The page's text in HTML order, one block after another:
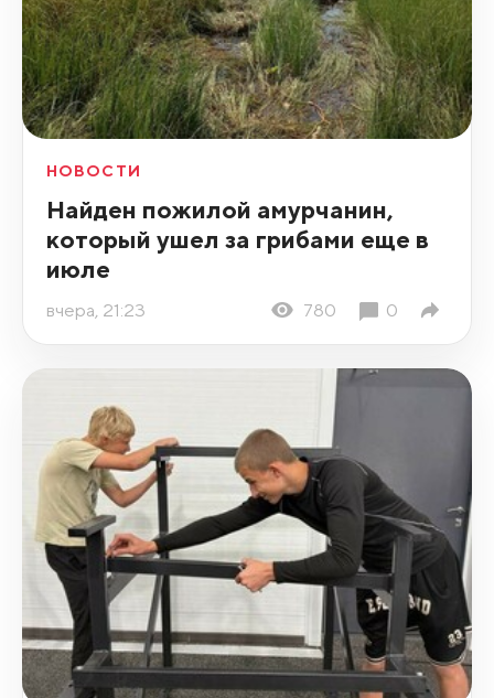
НОВОСТИ
Найден пожилой амурчанин,
который ушел за грибами еще в
июле
вчера, 21:23 780 0